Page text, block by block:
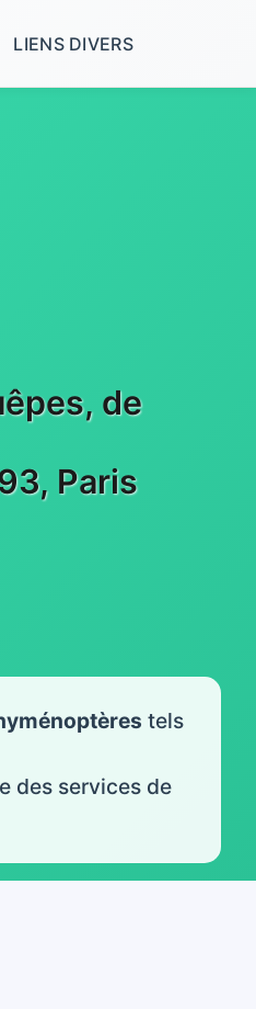
LIENS DIVERS
de
Paris
tels
des services de